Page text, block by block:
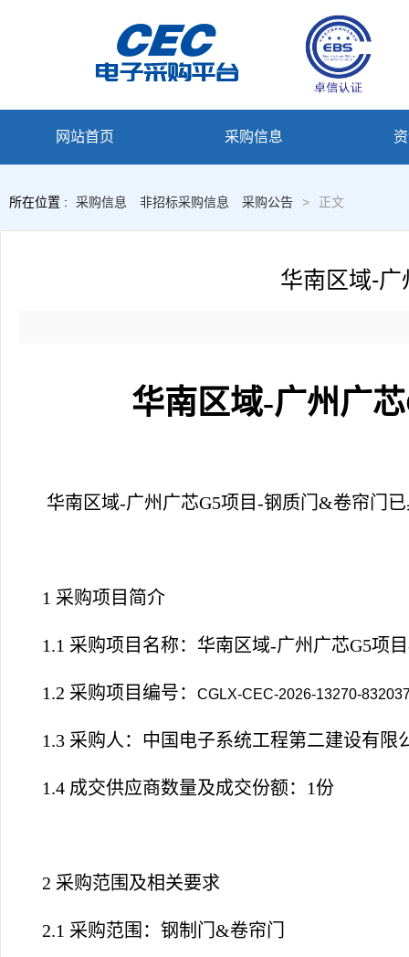
网站首页 采购信息
所在位置 : 采购信息 非招标采购信息 采购公告 > 正文
华南区域-
华南区域-广州广
华南区域-广州广芯G5项目-钢质门&卷帘门
1 采购项目简介
1.1 采购项目名称： 华南区域-广州广芯G5项
1.2 采购项目编号： CGLX-CEC-2026-13270-
1.3 采购人：中国电子系统工程第二建设有限
1.4 成交供应商数量及成交份额：1份
2 采购范围及相关要求
2.1 采购范围：钢制门&卷帘门